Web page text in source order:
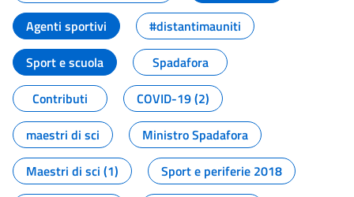
Agenti sportivi
#distantimauniti
Sport e scuola
Spadafora
Contributi
COVID-19 (2)
maestri di sci
Ministro Spadafora
Maestri di sci (1)
Sport e periferie 2018